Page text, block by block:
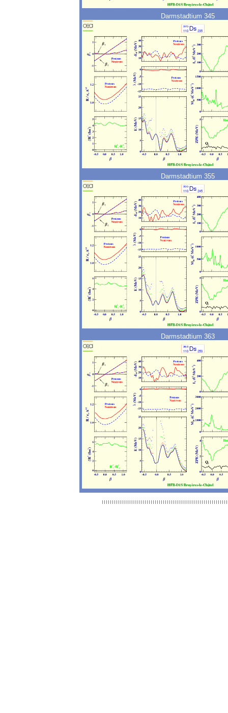
Darmstadtium 345
Darmstadtium 355
Darmstadtium 363